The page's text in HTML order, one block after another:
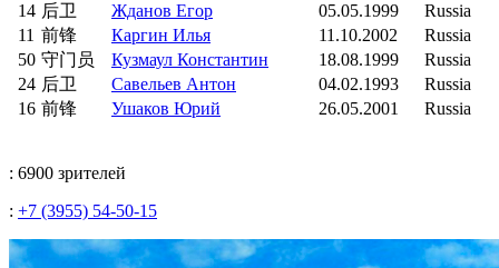
14 后卫 Жданов Егор 05.05.1999
Russia
11 前锋 Каргин Илья 11.10.2002
Russia
50 守门员 Кузмаул Константин 18.08.1999
Russia
24 后卫 Савельев Антон 04.02.1993
Russia
16 前锋 Ушаков Юрий 26.05.2001 Russia
: 6900 зрителей
: +7 (3955) 54-50-15